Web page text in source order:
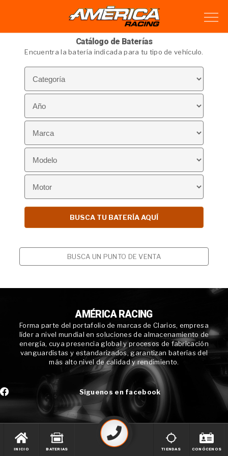
Catálogo de Baterías
Encuentra la batería indicada para tu tipo de vehículo.
BUSCA UN PUNTO DE VENTA
AMÉRICA RACING
Forma parte del portafolio de marcas de Clarios, empresa
líder a nivel mundial en soluciones de almacenamiento de
energía, cuya presencia global y procesos de fabricación
vanguardistas y estandarizados, garantizan baterías del
más alto nivel de calidad y rendimiento.
Síguenos en facebook
INICIO BATERIAS TIENDAS CONÓCENOS